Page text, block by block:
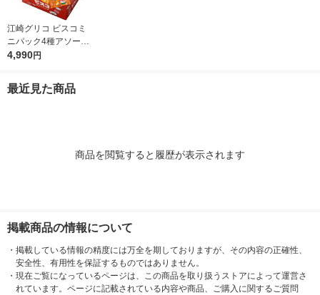
江崎グリコ ビスコミ
ニパック4種アソート
セット 1箱（80個入）
4,990円
最近見た商品
商品を閲覧すると履歴が表示されます
掲載商品の情報について
・ 掲載している情報の精度には万全を期しておりますが、その内容の正確性、
安全性、有用性を保証するものではありません。
・ 現在ご覧になっているページは、この商品を取り扱うストアによって運営さ
れています。ページに記載されている内容や商品、ご購入に関するご質問